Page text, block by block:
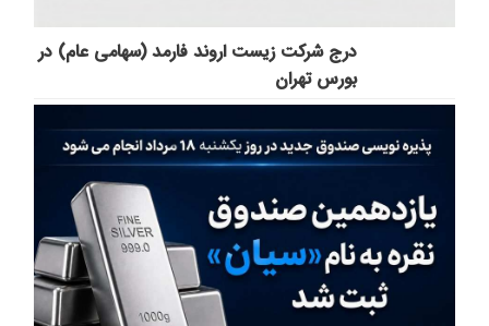
درج شرکت زیست اروند فارمد (سهامی عام) در
بورس تهران